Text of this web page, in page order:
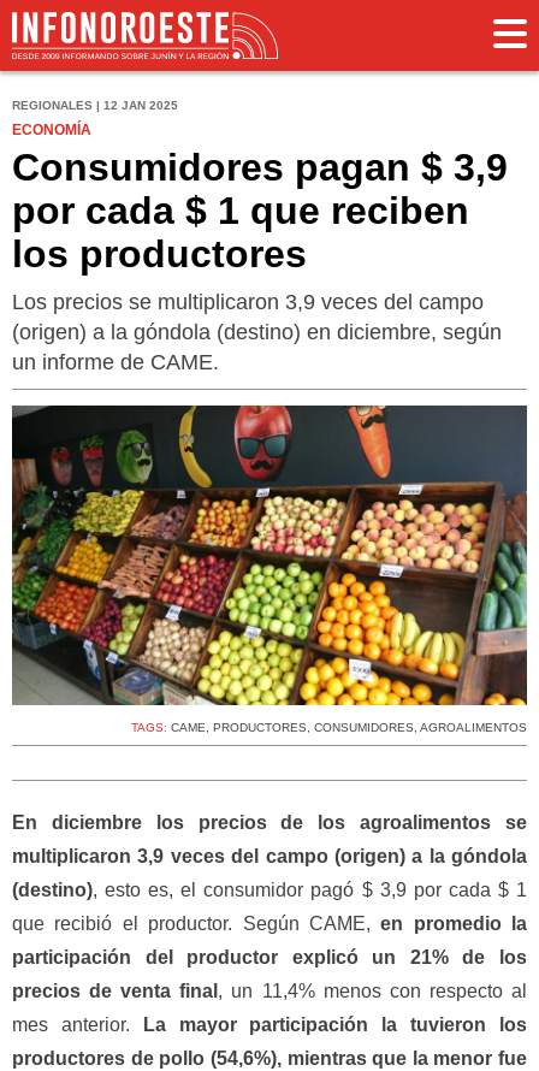
REGIONALES | 12 JAN 2025
ECONOMÍA
Consumidores pagan $ 3,9
por cada $ 1 que reciben
los productores
Los precios se multiplicaron 3,9 veces del campo
(origen) a la góndola (destino) en diciembre, según
un informe de CAME.
TAGS: CAME, PRODUCTORES, CONSUMIDORES, AGROALIMENTOS
En diciembre los precios de los agroalimentos se
multiplicaron 3,9 veces del campo (origen) a la góndola
(destino), esto es, el consumidor pagó $ 3,9 por cada $ 1
que recibió el productor. Según CAME,en promedio la
participación del productor explicó un 21% de los
precios de venta final , un 11,4% menos con respecto al
mes anterior.
La mayor participación la tuvieron los
productores de pollo (54,6%), mientras que la menor fue